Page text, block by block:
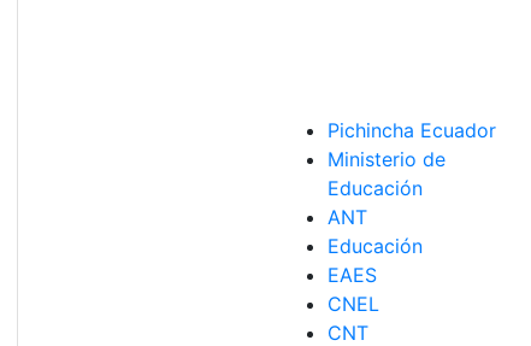
Servicio Rentas Internas,SRI Tarjetas
Pichincha Ecuador
Ministerio de
Educación
ANT
Educación
EAES
CNEL
CNT